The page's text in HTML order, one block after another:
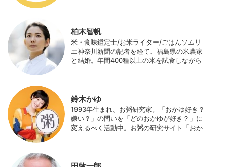
柏木智帆
米・食味鑑定士/お米ライター/ごはんソムリ
エ神奈川新聞の記者を経て、福島県の米農家
と結婚。年間400種以上の米を試食しながら
食事やお弁当づくりを通して、食育にも目を
向けている。プロフィール写真 ©杉山晃造
鈴木かゆ
1993年生まれ、お粥研究家。「おかゆ好き？
嫌い？」の問いを「どのおかゆが好き？」に
変えるべく活動中。お粥の研究サイト「おか